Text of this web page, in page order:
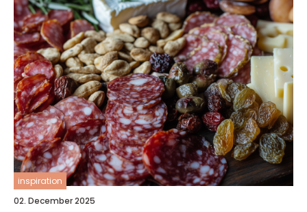
inspiration
02. December 2025